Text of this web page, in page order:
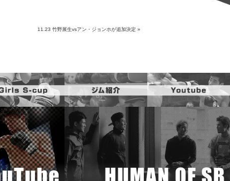
11.23 竹野展生vsアン・ジョンホが追加決定 »